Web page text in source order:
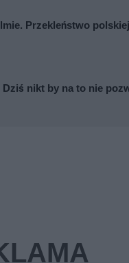
Przekleństwo
Dziś nikt by na to nie